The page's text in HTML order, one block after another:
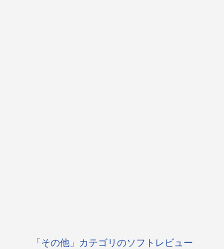
「その他」カテゴリのソフトレビュー